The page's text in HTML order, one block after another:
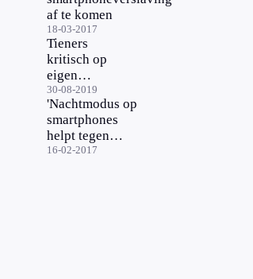
af te komen
18-03-2017
Tieners
kritisch op
eigen
schermgebruik
30-08-2019
'Nachtmodus op
smartphones
helpt tegen
slaapproblemen'
16-02-2017